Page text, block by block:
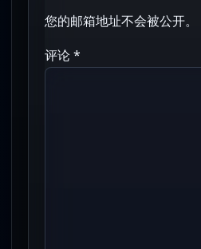
您的邮箱地址不会被公开。
评论*